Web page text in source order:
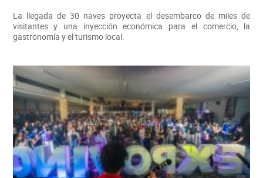
La llegada de 30 naves proyecta el desembarco de miles de
visitantes y una inyección económica para el comercio, la
gastronomía y el turismo local.